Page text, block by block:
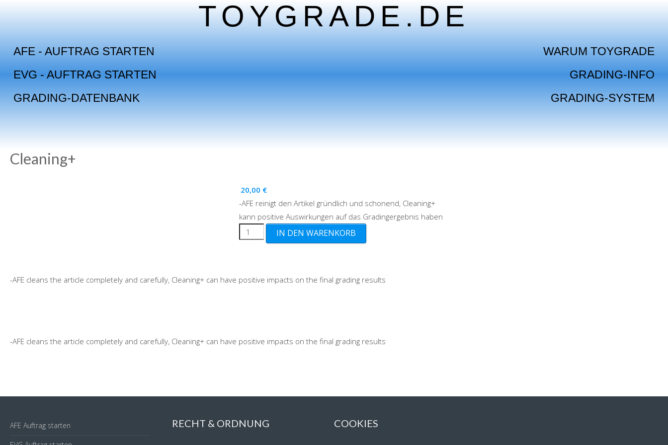
AFE - AUFTRAG STARTEN
EVG - AUFTRAG STARTEN
GRADING-DATENBANK
TOYGRADE.DE
WARUM TOYGRADE
GRADING-INFO
GRADING-SYSTEM
Cleaning+
20,00 €
-AFE reinigt den Artikel gründlich und schonend, Cleaning+
kann positive Auswirkungen auf das Gradingergebnis haben
Cleaning+
IN DEN WARENKORB
-AFE cleans the article completely and carefully, Cleaning+ can have positive impacts on the final grading results
-AFE cleans the article completely and carefully, Cleaning+ can have positive impacts on the final grading results
AFE Auftrag starten RECHT & ORDNUNG COOKIES